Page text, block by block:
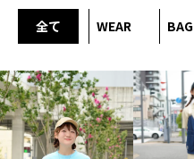
全て WEAR BAG